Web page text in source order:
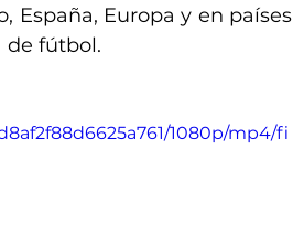
España, Europa y en países
de fútbol.
1080p/mp4/fi